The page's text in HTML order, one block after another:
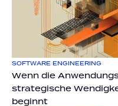
SOFTWARE ENGINEERING
Wenn die
strategische
beginnt